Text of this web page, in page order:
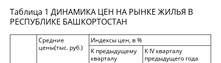
Таблица 1 ДИНАМИКА ЦЕН НА РЫНКЕ ЖИЛЬЯ В
РЕСПУБЛИКЕ БАШКОРТОСТАН
Средние
цены(тыс. руб.)
Индексы цен, в %
К предыдущему
кварталу
К IV кварталу
предыдущего года